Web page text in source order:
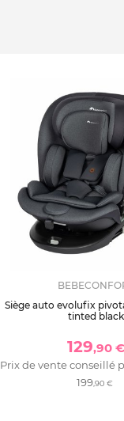
Siège auto evolufix
tinted black
129,90 €
Prix de vente conseillé
199,90 €